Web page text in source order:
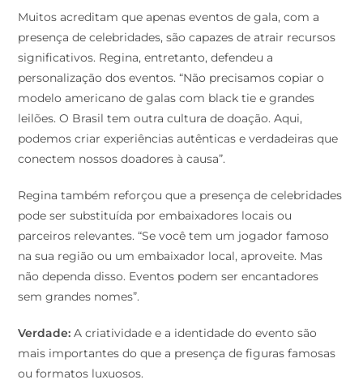
Muitos acreditam que apenas eventos de gala, com a
presença de celebridades, são capazes de atrair recursos
significativos. Regina, entretanto, defendeu a
personalização dos eventos. “Não precisamos copiar o
modelo americano de galas com black tie e grandes
leilões. O Brasil tem outra cultura de doação. Aqui,
podemos criar experiências autênticas e verdadeiras que
conectem nossos doadores à causa”.
Regina também reforçou que a presença de celebridades
pode ser substituída por embaixadores locais ou
parceiros relevantes. “Se você tem um jogador famoso
na sua região ou um embaixador local, aproveite. Mas
não dependa disso. Eventos podem ser encantadores
sem grandes nomes”.
Verdade:A criatividade e a identidade do evento são
mais importantes do que a presença de figuras famosas
ou formatos luxuosos.